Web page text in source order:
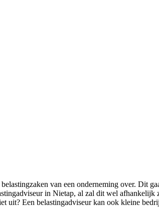
van een onderneming over. Dit
in Nietap, al zal dit wel
Een belastingadviseur kan ook kleine